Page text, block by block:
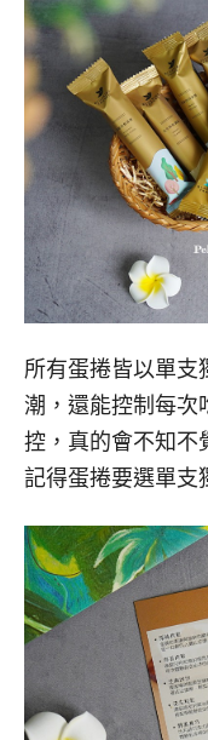
所有蛋捲皆以單支
潮，還能控制每次
控，真的會不知不
記得蛋捲要選單支